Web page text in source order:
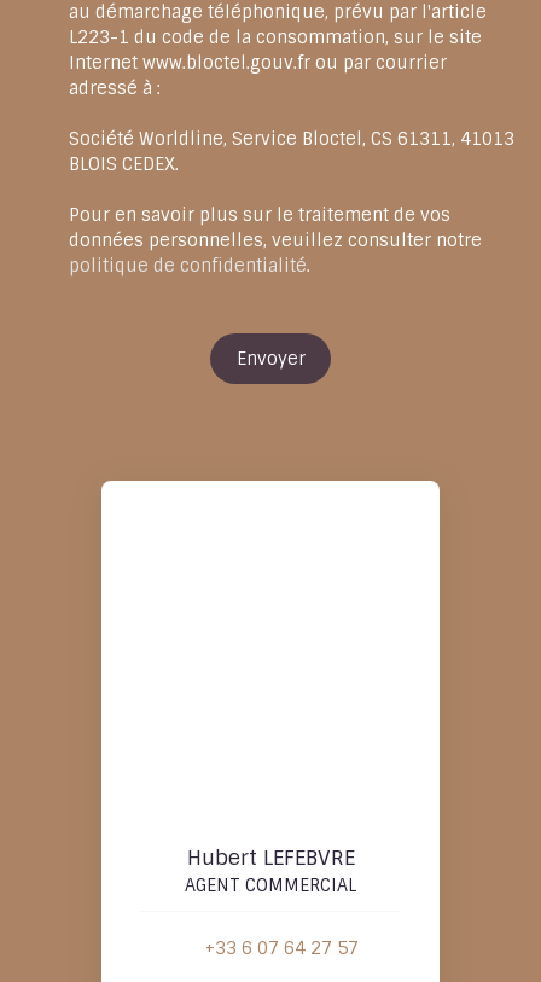
au démarchage téléphonique, prévu par l'article
L223-1 du code de la consommation, sur le site
Internet www.bloctel.gouv.fr ou par courrier
adressé à :
Société Worldline, Service Bloctel, CS 61311, 41013
BLOIS CEDEX.
Pour en savoir plus sur le traitement de vos
données personnelles, veuillez consulter notre
politique de confidentialité.
Envoyer
Hubert LEFEBVRE
AGENT COMMERCIAL
+33 6 07 64 27 57